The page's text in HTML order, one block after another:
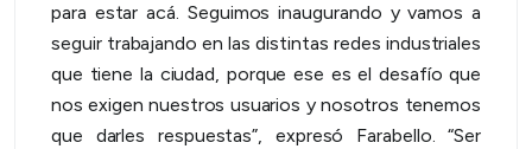
para estar acá. Seguimos inaugurando y vamos a
seguir trabajando en las distintas redes industriales
que tiene la ciudad, porque ese es el desafío que
nos exigen nuestros usuarios y nosotros tenemos
que darles respuestas”, expresó Farabello. “Ser